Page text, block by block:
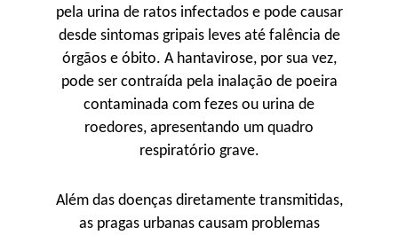
pela urina de ratos infectados e pode causar
desde sintomas gripais leves até falência de
órgãos e óbito. A hantavirose, por sua vez,
pode ser contraída pela inalação de poeira
contaminada com fezes ou urina de
roedores, apresentando um quadro
respiratório grave.
Além das doenças diretamente transmitidas,
as pragas urbanas causam problemas